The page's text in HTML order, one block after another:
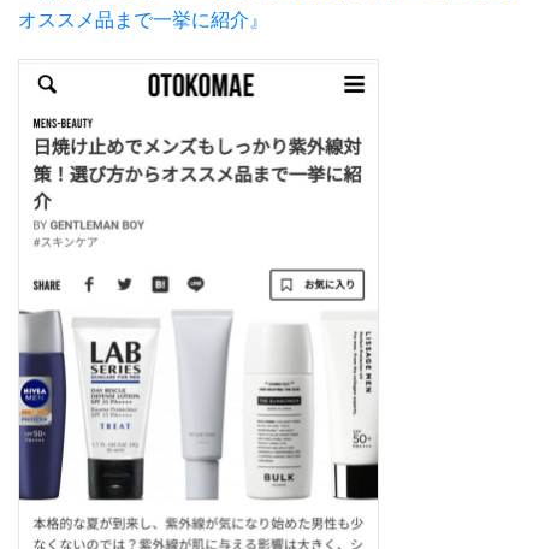
オススメ品まで一挙に紹介』